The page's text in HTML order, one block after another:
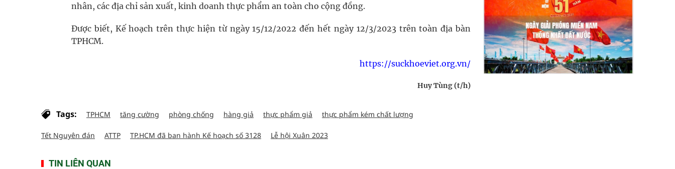
nhân, các địa chỉ sản xuất, kinh doanh thực phẩm an toàn cho cộng đồng.
Được biết, Kế hoạch trên thực hiện từ ngày 15/12/2022 đến hết ngày 12/3/2023 trên toàn địa bàn
TPHCM.
https://suckhoeviet.org.vn/
Huy Tùng (t/h)
Tags: TPHCM tăng cường phòng chống hàng giả thực phẩm giả thực phẩm kém chất lượng
Tết Nguyên đán ATTP TP.HCM đã ban hành Kế hoạch số 3128 Lễ hội Xuân 2023
TIN LIÊN QUAN